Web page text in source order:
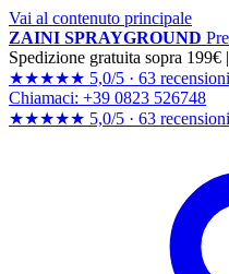
Vai al contenuto principale
ZAINI SPRAYGROUND
Spedizione gratuita sopra 199€ |
★★★★★ 5,0/5 · 63
Chiamaci: +39 0823 526748
★★★★★ 5,0/5 · 63 recensioni